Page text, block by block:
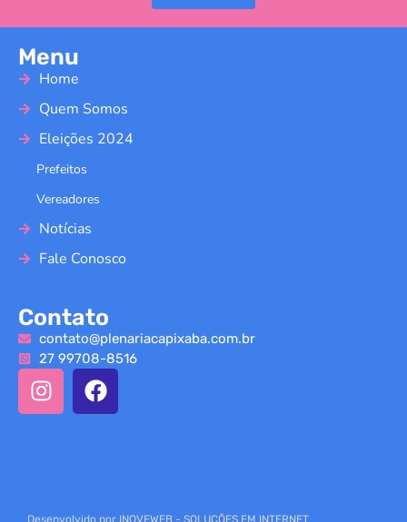
Menu
Home
Quem Somos
Eleições 2024
Prefeitos
Vereadores
Notícias
Fale Conosco
Contato
contato@plenariacapixaba.com.br
27 99708-8516
Desenvolvido por INOVEWEB - SOLUÇÕES EM INTERNET